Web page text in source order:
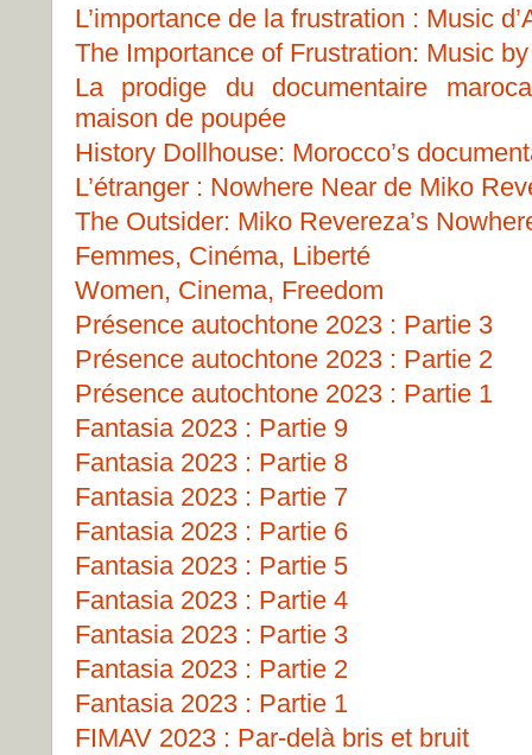
L’importance de la frustration : Music
The Importance of Frustration: Music
La prodige du documentaire
maison de poupée
History Dollhouse: Morocco’s
L’étranger : Nowhere Near de Miko
The Outsider: Miko Revereza’s
Femmes, Cinéma, Liberté
Women, Cinema, Freedom
Présence autochtone 2023 : Partie 3
Présence autochtone 2023 : Partie 2
Présence autochtone 2023 : Partie 1
Fantasia 2023 : Partie 9
Fantasia 2023 : Partie 8
Fantasia 2023 : Partie 7
Fantasia 2023 : Partie 6
Fantasia 2023 : Partie 5
Fantasia 2023 : Partie 4
Fantasia 2023 : Partie 3
Fantasia 2023 : Partie 2
Fantasia 2023 : Partie 1
FIMAV 2023 : Par-delà bris et bruit